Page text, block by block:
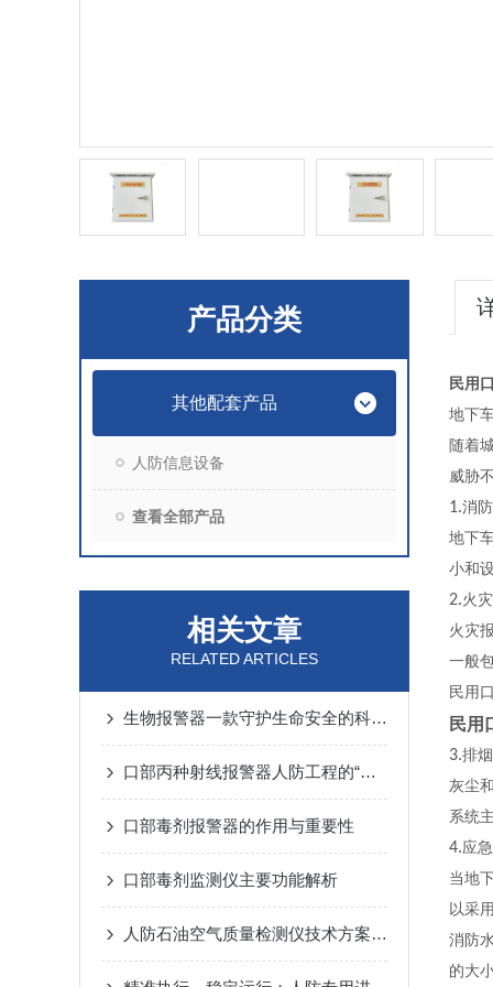
产品分类
其他配套产品
人防信息设备
查看全部产品
相关文章
RELATED ARTICLES
生物报警器一款守护生命安全的科技哨兵
口部丙种射线报警器人防工程的“核生化”哨兵
口部毒剂报警器的作用与重要性
口部毒剂监测仪主要功能解析
人防石油空气质量检测仪技术方案汇总
民用
地下
随着
威胁
1.消
地下
小和
2.火
火灾
一般
民用
民用
3.排
灰尘
系统
4.应
当地
以采
消防
的大